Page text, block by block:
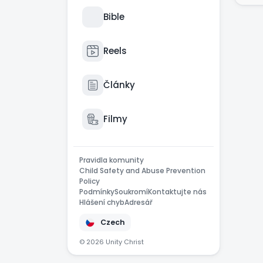
Bible
Reels
Články
Filmy
Pravidla komunity
Child Safety and Abuse Prevention
Policy
PodmínkySoukromíKontaktujte nás
Hlášení chybAdresář
Czech
© 2026 Unity Christ